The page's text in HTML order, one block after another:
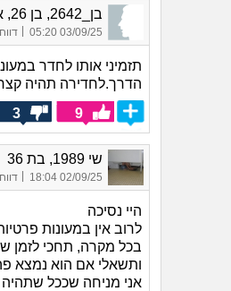
בן_2642, בן 26, אורח
03/09/25 05:20
|
תזמיני אותו לחדר
הדרך.לחדירה תהיה
9
3
שי 1989, בת 36
02/09/25 18:04
היי נסיכה
לרוב אין במעונות
בכל מקרה, תחכי לזמן
ותשאלי אם הוא נמצא
אני מניחה שככל